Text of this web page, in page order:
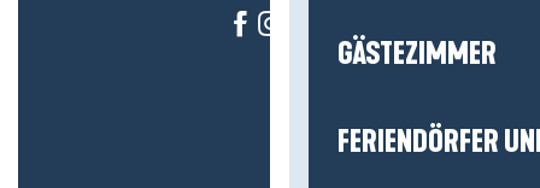
GÄSTEZIMMER
FERIENDÖRFER